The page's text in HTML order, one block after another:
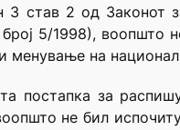
3 став 2 од
5/1998),
менување на
постапка за
не бил